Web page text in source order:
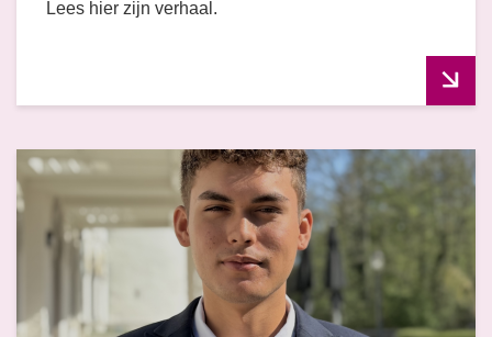
Lees hier zijn verhaal.